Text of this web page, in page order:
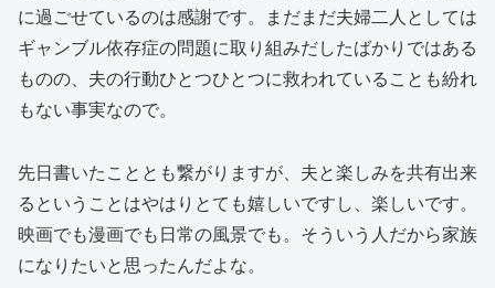
に過ごせているのは感謝です。まだまだ夫婦二人としては
ギャンブル依存症の問題に取り組みだしたばかりではある
ものの、夫の行動ひとつひとつに救われていることも紛れ
もない事実なので。
先日書いたこととも繋がりますが、夫と楽しみを共有出来
るということはやはりとても嬉しいですし、楽しいです。
映画でも漫画でも日常の風景でも。そういう人だから家族
になりたいと思ったんだよな。